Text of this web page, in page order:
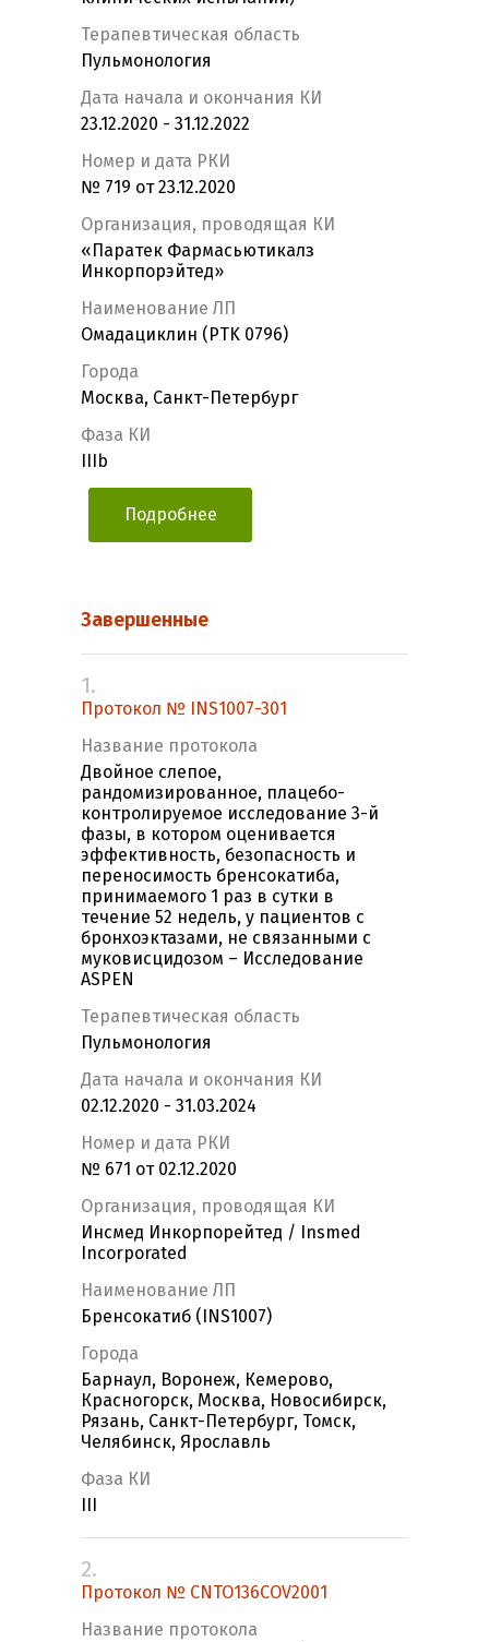
Терапевтическая область
Пульмонология
Дата начала и окончания КИ
23.12.2020 - 31.12.2022
Номер и дата РКИ
№ 719 от 23.12.2020
Организация, проводящая КИ
«Паратек Фармасьютикалз
Инкорпорэйтед»
Наименование ЛП
Омадациклин (PTK 0796)
Города
Москва, Санкт-Петербург
Фаза КИ
IIIb
Подробнее
Завершенные
1.
Протокол № INS1007-301
Название протокола
Двойное слепое,
рандомизированное, плацебо-
контролируемое исследование 3-й
фазы, в котором оценивается
эффективность, безопасность и
переносимость бренсокатиба,
принимаемого 1 раз в сутки в
течение 52 недель, у пациентов с
бронхоэктазами, не связанными с
муковисцидозом – Исследование
ASPEN
Терапевтическая область
Пульмонология
Дата начала и окончания КИ
02.12.2020 - 31.03.2024
Номер и дата РКИ
№ 671 от 02.12.2020
Организация, проводящая КИ
Инсмед Инкорпорейтед / Insmed
Incorporated
Наименование ЛП
Бренсокатиб (INS1007)
Города
Барнаул, Воронеж, Кемерово,
Красногорск, Москва, Новосибирск,
Рязань, Санкт-Петербург, Томск,
Челябинск, Ярославль
Фаза КИ
2.
Протокол № CNTO136COV2001
Название протокола